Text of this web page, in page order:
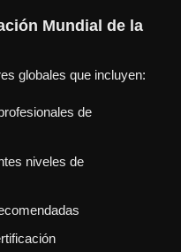
Mundial de la
globales que incluyen:
de
niveles de